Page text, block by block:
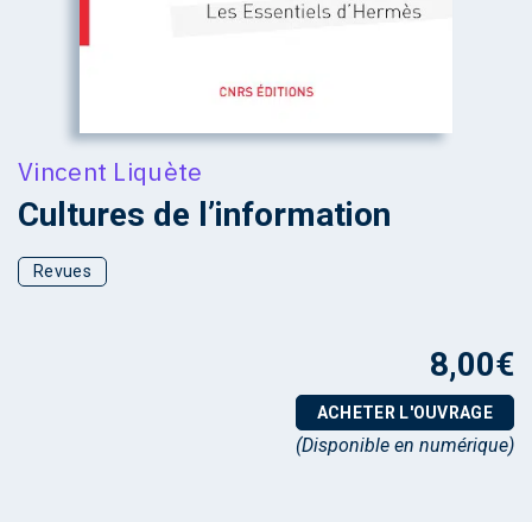
Vincent Liquète
Cultures de l’information
Revues
8,00€
ACHETER L'OUVRAGE
(Disponible en numérique)